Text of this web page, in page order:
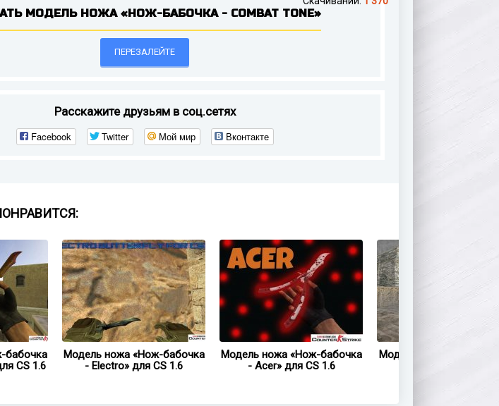
МОДЕЛЬ НОЖА «НОЖ-БАБОЧКА - COMBAT TONE»
ПЕРЕЗАЛЕЙТЕ
Расскажите друзьям в соц.сетях
Facebook Twitter Мой мир Вконтакте
бабочка
CS 1.6
Модель ножа «Нож-бабочка
- Electro» для CS 1.6
Модель ножа «Нож-бабочка
- Acer» для CS 1.6
Модель ножа HD